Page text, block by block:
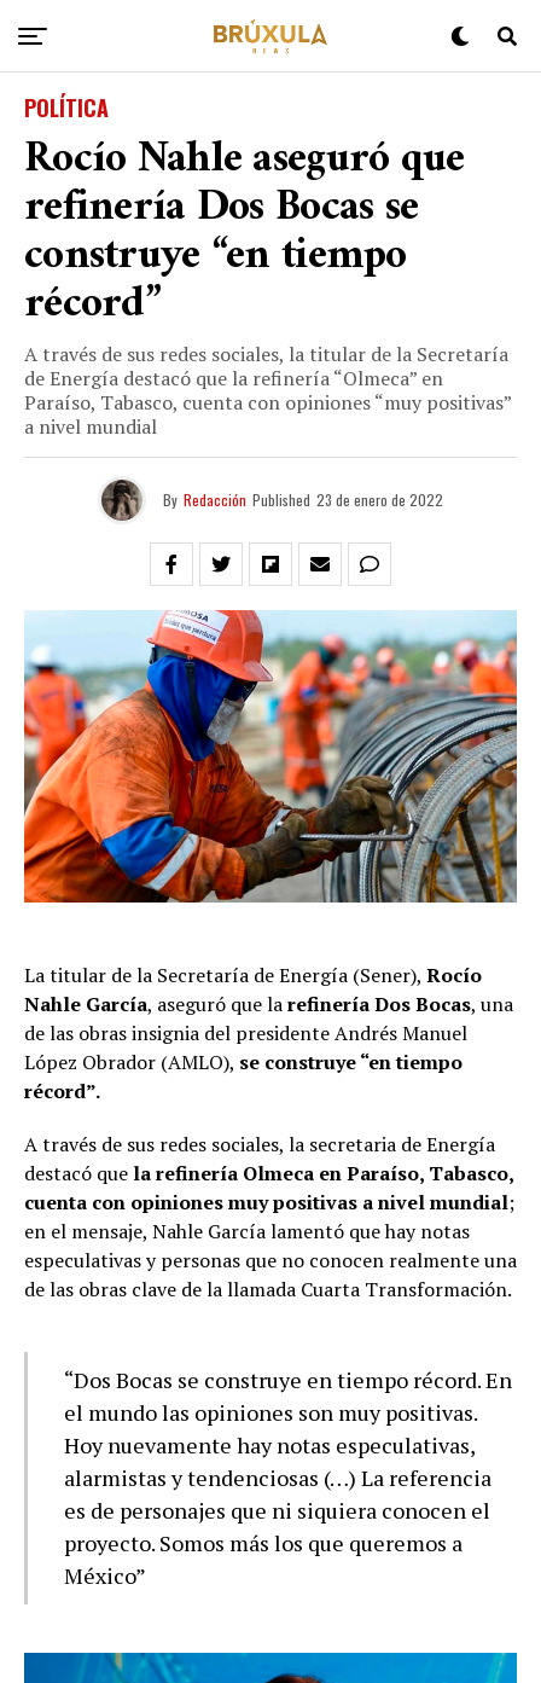
POLÍTICA
Rocío Nahle aseguró que
refinería Dos Bocas se
construye “en tiempo
récord”
A través de sus redes sociales, la titular de la Secretaría
de Energía destacó que la refinería “Olmeca” en
Paraíso, Tabasco, cuenta con opiniones “muy positivas”
a nivel mundial
By Redacción Published 23 de enero de 2022
La titular de la Secretaría de Energía (Sener), Rocío
Nahle García, aseguró que larefinería Dos Bocas, una
de las obras insignia del presidente Andrés Manuel
López Obrador (AMLO), se construye “en tiempo
récord”.
A través de sus redes sociales, la secretaria de Energía
destacó que la refinería Olmeca en Paraíso, Tabasco,
cuenta con opiniones muy positivas a nivel mundial;
en el mensaje, Nahle Garcíalamentó que hay notas
especulativas y personas que no conocen realmente una
de las obras clave de la llamada Cuarta Transformación.
“Dos Bocas se construye en tiempo récord. En
el mundo las opiniones son muy positivas.
Hoy nuevamente hay notas especulativas,
alarmistas y tendenciosas (…) La referencia
es de personajes que ni siquiera conocen el
proyecto. Somos más los que queremos a
México”